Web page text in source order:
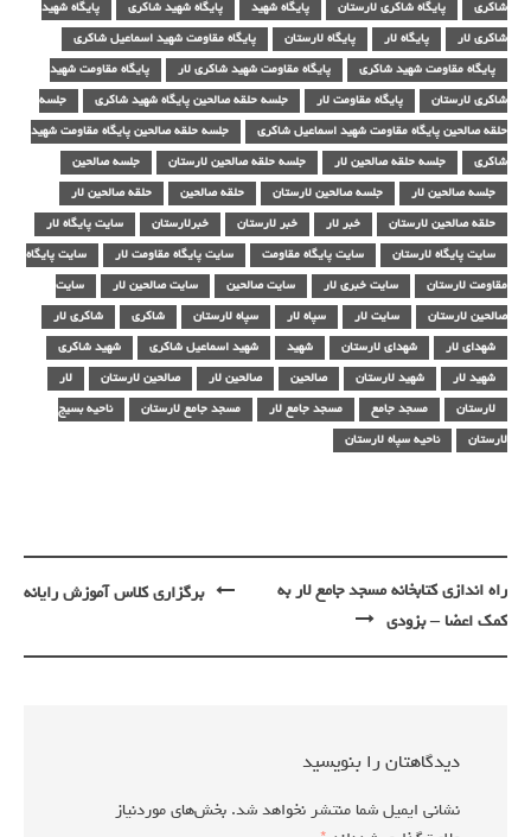
شاکری پایگاه شاکری لارستان پایگاه شهید پایگاه شهید شاکری پایگاه شهید
شاکری لار پایگاه لار پایگاه لارستان پایگاه مقاومت شهید اسماعیل شاکری
پایگاه مقاومت شهید شاکری پایگاه مقاومت شهید شاکری لار پایگاه مقاومت شهید
شاکری لارستان پایگاه مقاومت لار جلسه حلقه صالحین پایگاه شهید شاکری جلسه
حلقه صالحین پایگاه مقاومت شهید اسماعیل شاکری جلسه حلقه صالحین پایگاه مقاومت شهید
شاکری جلسه حلقه صالحین لار جلسه حلقه صالحین لارستان جلسه صالحین
جلسه صالحین لار جلسه صالحین لارستان حلقه صالحین حلقه صالحین لار
حلقه صالحین لارستان خبر لار خبر لارستان خبرلارستان سایت پایگاه لار
سایت پایگاه لارستان سایت پایگاه مقاومت سایت پایگاه مقاومت لار سایت پایگاه
مقاومت لارستان سایت خبری لار سایت صالحین سایت صالحین لار سایت
صالحین لارستان سایت لار سپاه لار سپاه لارستان شاکری شاکری لار
شهدای لار شهدای لارستان شهید شهید اسماعیل شاکری شهید شاکری
شهید لار شهید لارستان صالحین صالحین لار صالحین لارستان لار
لارستان مسجد جامع مسجد جامع لار مسجد جامع لارستان ناحیه بسیج
لارستان ناحیه سپاه لارستان
پیمایش
نوشته
برگزاری کلاس آموزش رایانه
راه اندازی کتابخانه مسجد جامع لار به
کمک اعضا – بزودی
دیدگاهتان را بنویسید
نشانی ایمیل شما منتشر نخواهد شد. بخش‌های موردنیاز